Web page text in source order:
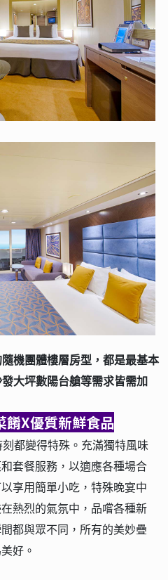
機團體樓層房型，都是最基本
大坪數陽台艙等需求皆需加
餚X優質新鮮食品
都變得特殊。充滿獨特風味
套餐服務，以適應各種場合
享用簡單小吃，特殊晚宴中
熱烈的氣氛中，品嚐各種新
都與眾不同，所有的美妙疊
好。